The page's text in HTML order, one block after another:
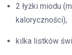
2 łyżki miodu
kaloryczności),
kilka listków